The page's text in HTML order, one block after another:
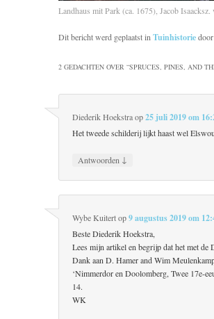
Landhaus mit Park (ca. 1675), Jacob Isaacksz.
Dit bericht werd geplaatst inTuinhistoriedoor
2 GEDACHTEN OVER “SPRUCES, PINES, AND
Diederik Hoekstraop25 juli 2019 om
Het tweede schilderij lijkt haast wel
Antwoorden ↓
Wybe Kuitertop9 augustus 2019 om
Beste Diederik Hoekstra,
Lees mijn artikel en begrijp dat het met de
Dank aan D. Hamer and Wim
‘Nimmerdor en Doolomberg, Twee 17e-
14.
WK